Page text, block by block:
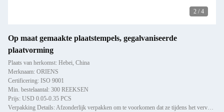
2 / 4
Op maat gemaakte plaatstempels, gegalvaniseerde
plaatvorming
Plaats van herkomst: Hebei, China
Merknaam: ORIENS
Certificering: ISO 9001
Min. bestelaantal: 300 REEKSEN
Prijs: USD 0.05-0.35 PCS
Verpakking Details: Afzonderlijk verpakken om te voorkomen dat ze tijdens het vervoer beschadigd raken of krabben, vervo